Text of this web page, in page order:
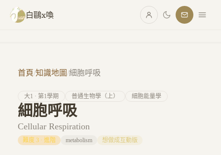
跳至主要內容
白鷗x喚
首頁/知識地圖/細胞呼吸
大1 · 第1學期 普通生物學（上） 細胞能量學
細胞呼吸
Cellular Respiration
難度 3 · 進階 metabolism 想做成互動版